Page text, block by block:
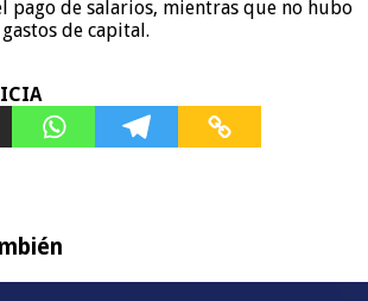
pago de salarios, mientras que no hubo
de capital.